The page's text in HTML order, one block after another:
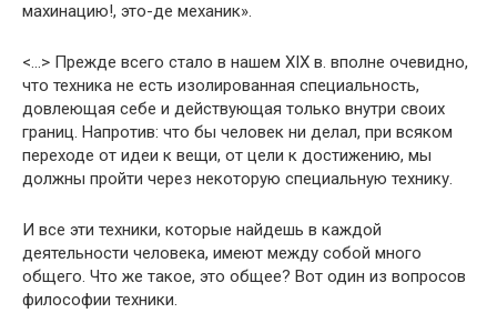
махинацию!, это-де механик».
<…> Прежде всего стало в нашем XIX в. вполне очевидно,
что техника не есть изолированная специальность,
довлеющая себе и действующая только внутри своих
границ. Напротив: что бы человек ни делал, при всяком
переходе от идеи к вещи, от цели к достижению, мы
должны пройти через некоторую специальную технику.
И все эти техники, которые найдешь в каждой
деятельности человека, имеют между собой много
общего. Что же такое, это общее? Вот один из вопросов
философии техники.